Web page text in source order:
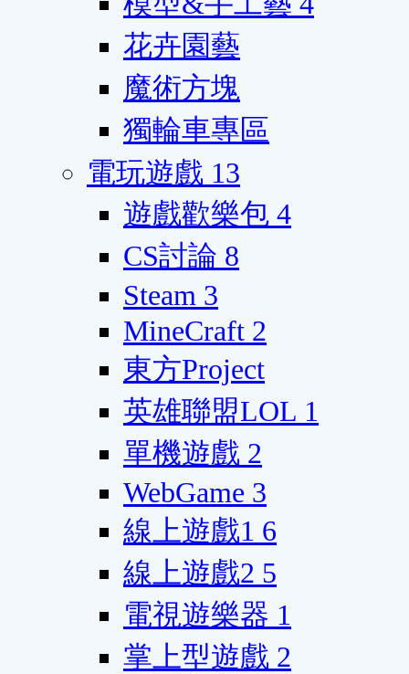
花卉園藝
魔術方塊
獨輪車專區
電玩遊戲 13
遊戲歡樂包 4
CS討論 8
Steam 3
MineCraft 2
東方Project
英雄聯盟LOL 1
單機遊戲 2
WebGame 3
線上遊戲1 6
線上遊戲2 5
電視遊樂器 1
掌上型遊戲 2